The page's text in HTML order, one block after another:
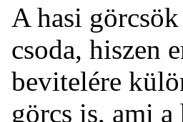
A hasi
csoda, hiszen
bevitelére
görcs is, ami